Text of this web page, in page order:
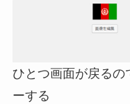
ひとつ画面が戻る
ーする